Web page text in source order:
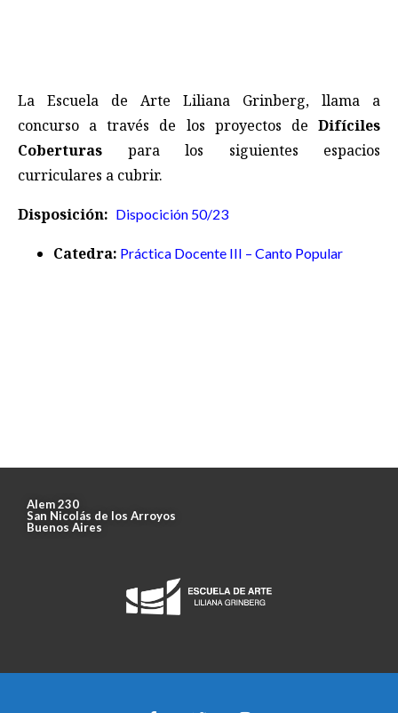
La Escuela de Arte Liliana Grinberg, llama a
concurso a través de los proyectos de Difíciles
Coberturas para los siguientes espacios
curriculares a cubrir.
Disposición: Dispocición 50/23
Catedra: Práctica Docente III – Canto Popular
Alem 230
San Nicolás de los Arroyos
Buenos Aires